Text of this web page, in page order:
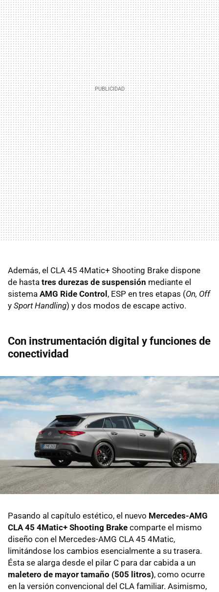
Además, el CLA 45 4Matic+ Shooting Brake dispone
de hasta tres durezas de suspensión mediante el
sistema AMG Ride Control, ESP en tres etapas (On, Off
y Sport Handling) y dos modos de escape activo.
Con instrumentación digital y funciones de
conectividad
Pasando al capítulo estético, el nuevo Mercedes-AMG
CLA 45 4Matic+ Shooting Brake comparte el mismo
diseño con el Mercedes-AMG CLA 45 4Matic,
limitándose los cambios esencialmente a su trasera.
Ésta se alarga desde el pilar C para dar cabida a un
maletero de mayor tamaño (505 litros), como ocurre
en la versión convencional del CLA familiar. Asimismo,